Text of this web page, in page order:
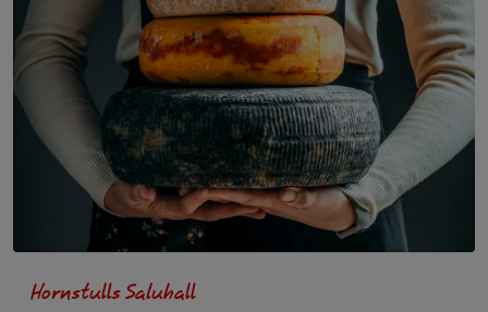
Hornstulls Saluhall